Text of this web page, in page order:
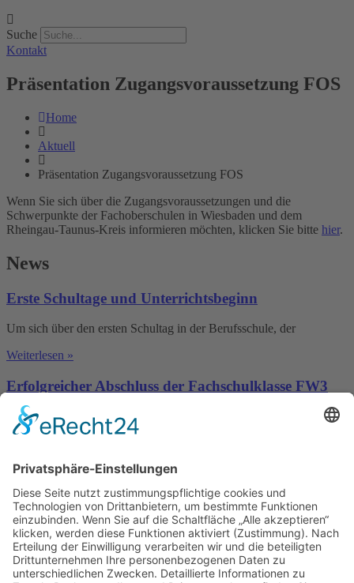
Suche
Kontakt
Präsentation Zugangsvoraussetzung FOS
Home
Aktuell
Präsentation Zugangsvoraussetzung FOS
Wenn Sie sich über die Zugangsvoraussetzungen und die
Schwerpunkte der Fachoberschulen in Wiesbaden und dem
Rheingau-Taunus-Kreis informieren möchten, klicken Sie bitte hier.
News
Erste Schultage und Unterrichtsbeginn
Um sich über den ersten Schultag in der Berufsschule, der
Weiterlesen »
Erfolgreicher Abschluss der Fachschulklasse FW3
Sechs intensive Semester liegen hinter den Studierenden der
Fachschulklasse FW3.
Kontakt
Schulze-Delitzsch-Schule, Welfenstr. 13, 65189 Wiesbaden
Telefon: 0611 31-5157
schulze-delitzsch-schule@wiesbaden.de
Schulze-Delitzsch-Schule, Welfenstr. 13, 65189 Wiesbaden